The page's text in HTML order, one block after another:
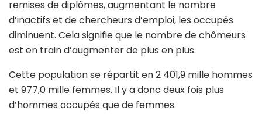
remises de diplômes, augmentant le nombre
d’inactifs et de chercheurs d’emploi, les occupés
diminuent. Cela signifie que le nombre de chômeurs
est en train d’augmenter de plus en plus.
Cette population se répartit en 2 401,9 mille hommes
et 977,0 mille femmes. Il y a donc deux fois plus
d’hommes occupés que de femmes.